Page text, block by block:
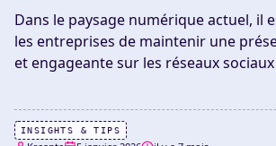
Dans le paysage numérique actuel, il
les entreprises de maintenir une
et engageante sur les réseaux sociaux
INSIGHTS & TIPS